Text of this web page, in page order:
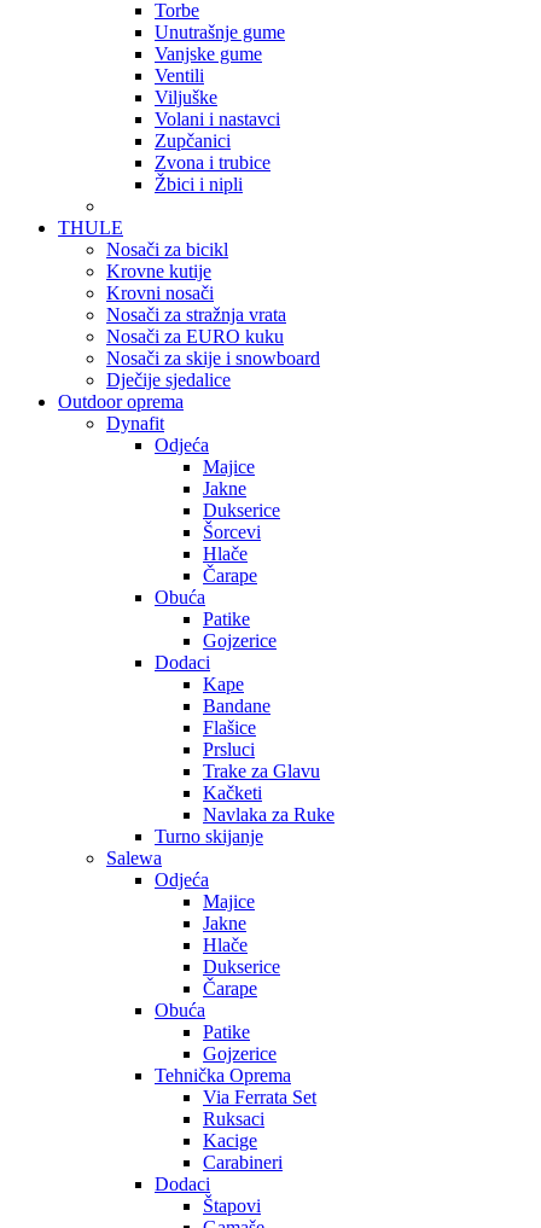
Torbe
Unutrašnje gume
Vanjske gume
Ventili
Viljuške
Volani i nastavci
Zupčanici
Zvona i trubice
Žbici i nipli
THULE
Nosači za bicikl
Krovne kutije
Krovni nosači
Nosači za stražnja vrata
Nosači za EURO kuku
Nosači za skije i snowboard
Dječije sjedalice
Outdoor oprema
Dynafit
Odjeća
Majice
Jakne
Dukserice
Šorcevi
Hlače
Čarape
Obuća
Patike
Gojzerice
Dodaci
Kape
Bandane
Flašice
Prsluci
Trake za Glavu
Kačketi
Navlaka za Ruke
Turno skijanje
Salewa
Odjeća
Majice
Jakne
Hlače
Dukserice
Čarape
Obuća
Patike
Gojzerice
Tehnička Oprema
Via Ferrata Set
Ruksaci
Kacige
Carabineri
Dodaci
Štapovi